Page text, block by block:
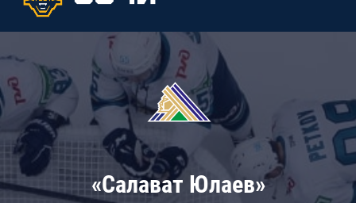
«Салават Юлаев»